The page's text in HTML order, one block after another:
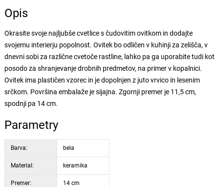
Opis
Okrasite svoje najljubše cvetlice s čudovitim ovitkom in dodajte
svojemu interierju popolnost. Ovitek bo odličen v kuhinji za zelišča, v
dnevni sobi za različne cvetoče rastline, lahko pa ga uporabite tudi kot
posodo za shranjevanje drobnih predmetov, na primer v kopalnici.
Ovitek ima plastičen vzorec in je dopolnjen z juto vrvico in lesenim
srčkom. Površina embalaže je sijajna. Zgornji premer je 11,5 cm,
spodnji pa 14 cm.
Parametry
Barva: bela
Material: keramika
Premer: 14 cm